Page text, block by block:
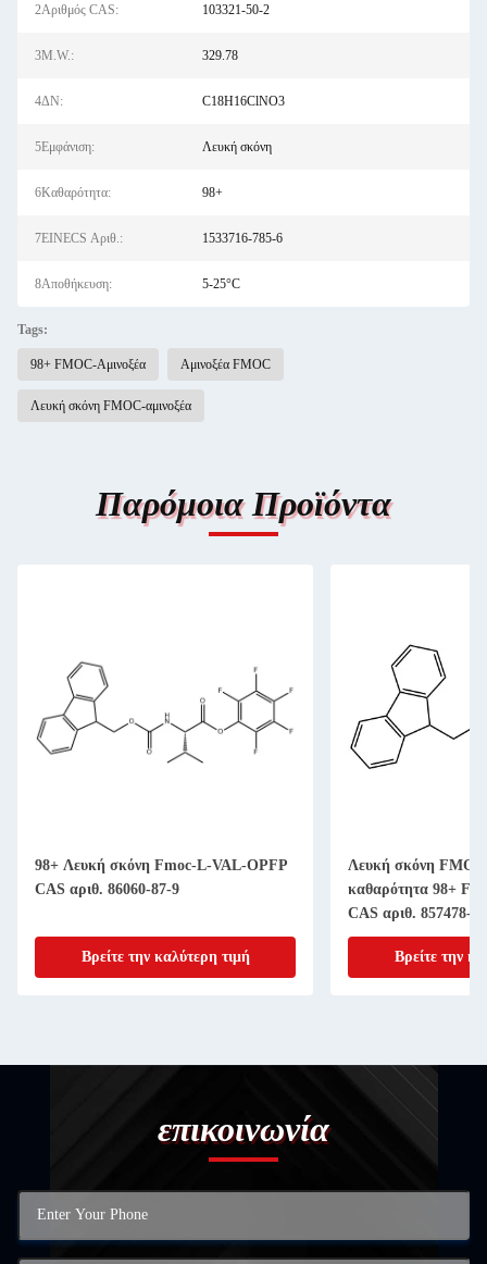
2Αριθμός CAS: 103321-50-2
3M.W.: 329.78
4ΔΝ: C18H16ClNO3
5Εμφάνιση: Λευκή σκόνη
6Καθαρότητα: 98+
7EINECS Αριθ.: 1533716-785-6
8Αποθήκευση: 5-25°C
Tags:
98+ FMOC-Αμινοξέα Αμινοξέα FMOC
Λευκή σκόνη FMOC-αμινοξέα
Παρόμοια Προϊόντα
98+ Λευκή σκόνη Fmoc-L-VAL-OPFP
CAS αριθ. 86060-87-9
Βρείτε την καλύτερη τιμή
Λευκή σκόνη
καθαρότητα 98+
CAS αριθ. 857478-
Βρείτε την
επικοινωνία